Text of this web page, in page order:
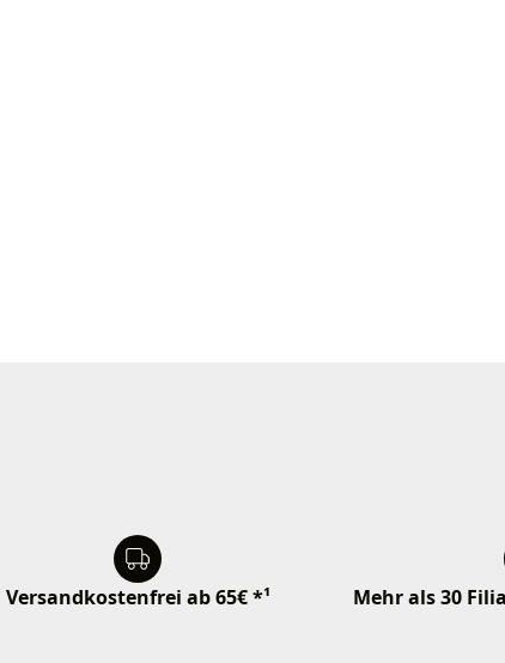
Versandkostenfrei ab 65€ *¹ Mehr als 30